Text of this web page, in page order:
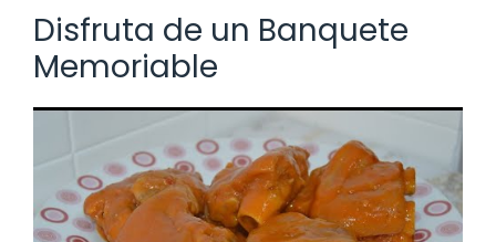
Disfruta de un Banquete
Memoriable